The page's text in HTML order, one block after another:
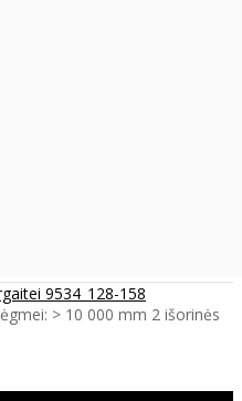
9534_128-158
> 10 000 mm 2 išorinės